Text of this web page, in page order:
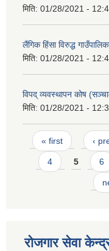
मिति: 01/28/2021 -
लैंगिक हिंसा विरुद्ध
मिति: 01/28/2021 -
विपद् व्यवस्थापन कोष
मिति: 01/28/2021 -
Pages
« first ‹
4 5 6
रोजगार सेवा